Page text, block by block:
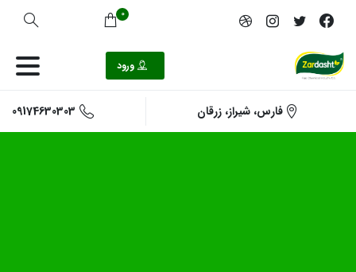
0
ورود
فارس، شیراز، زرقان 09174630303